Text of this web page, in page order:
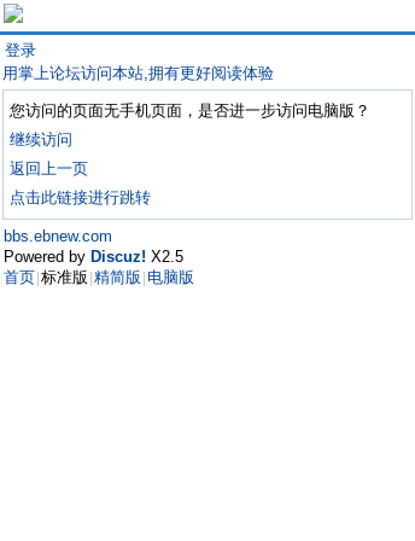
登录
用掌上论坛访问本站,拥有更好阅读体验
您访问的页面无手机页面，是否进一步访问电脑版？
继续访问
返回上一页
点击此链接进行跳转
bbs.ebnew.com
Powered by Discuz! X2.5
首页 标准版 精简版 电脑版